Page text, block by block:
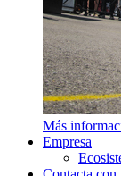
Más
Empresa